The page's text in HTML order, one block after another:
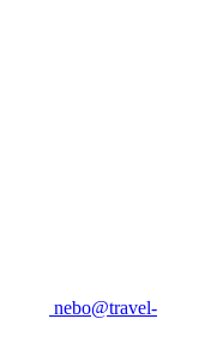
nebo@travel-